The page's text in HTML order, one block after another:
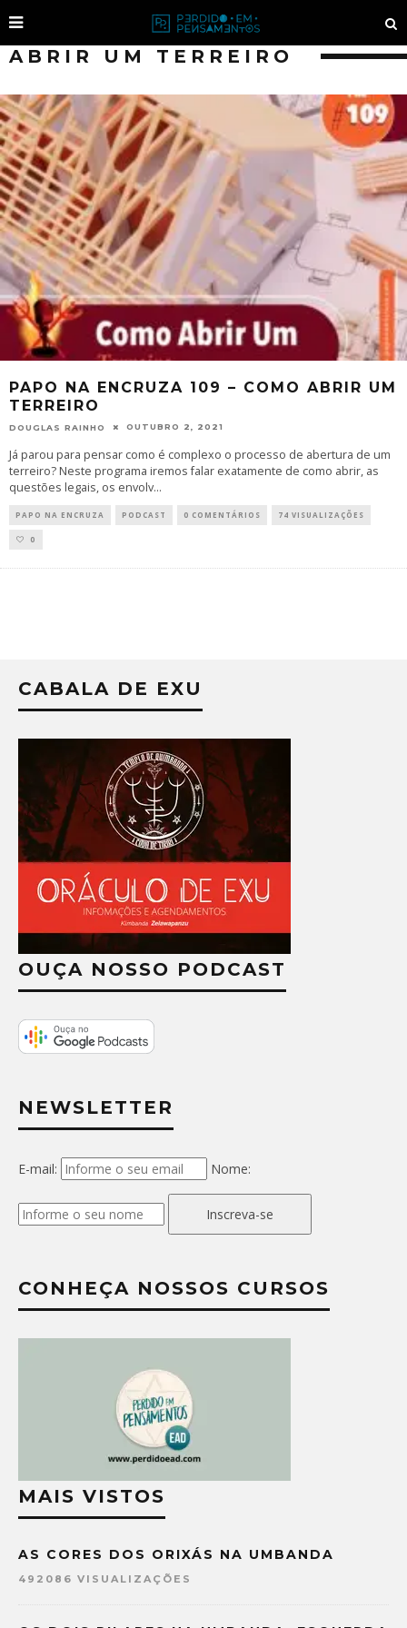
ABRIR UM TERREIRO
PAPO NA ENCRUZA 109 – COMO ABRIR UM
TERREIRO
DOUGLAS RAINHO OUTUBRO 2, 2021
Já parou para pensar como é complexo o processo de abertura de um
terreiro? Neste programa iremos falar exatamente de como abrir, as
questões legais, os envolv...
PAPO NA ENCRUZA PODCAST 0 COMENTÁRIOS 74 VISUALIZAÇÕES
0
CABALA DE EXU
OUÇA NOSSO PODCAST
NEWSLETTER
E-mail: Nome:
Inscreva-se
CONHEÇA NOSSOS CURSOS
MAIS VISTOS
AS CORES DOS ORIXÁS NA UMBANDA
492086 VISUALIZAÇÕES